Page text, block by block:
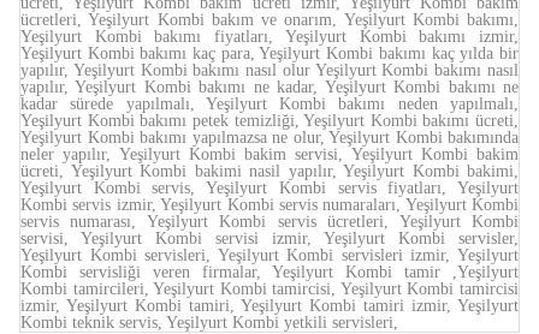
ücretleri, Yeşilyurt Kombi bakım ve onarım, Yeşilyurt Kombi bakımı,
Yeşilyurt Kombi bakımı fiyatları, Yeşilyurt Kombi bakımı izmir,
Yeşilyurt Kombi bakımı kaç para, Yeşilyurt Kombi bakımı kaç yılda bir
yapılır, Yeşilyurt Kombi bakımı nasıl olur Yeşilyurt Kombi bakımı nasıl
yapılır, Yeşilyurt Kombi bakımı ne kadar, Yeşilyurt Kombi bakımı ne
kadar sürede yapılmalı, Yeşilyurt Kombi bakımı neden yapılmalı,
Yeşilyurt Kombi bakımı petek temizliği, Yeşilyurt Kombi bakımı ücreti,
Yeşilyurt Kombi bakımı yapılmazsa ne olur, Yeşilyurt Kombi bakımında
neler yapılır, Yeşilyurt Kombi bakim servisi, Yeşilyurt Kombi bakim
ücreti, Yeşilyurt Kombi bakimi nasil yapılır, Yeşilyurt Kombi bakimi,
Yeşilyurt Kombi servis, Yeşilyurt Kombi servis fiyatları, Yeşilyurt
Kombi servis izmir, Yeşilyurt Kombi servis numaraları, Yeşilyurt Kombi
servis numarası, Yeşilyurt Kombi servis ücretleri, Yeşilyurt Kombi
servisi, Yeşilyurt Kombi servisi izmir, Yeşilyurt Kombi servisler,
Yeşilyurt Kombi servisleri, Yeşilyurt Kombi servisleri izmir, Yeşilyurt
Kombi servisliği veren firmalar, Yeşilyurt Kombi tamir ,Yeşilyurt
Kombi tamircileri, Yeşilyurt Kombi tamircisi, Yeşilyurt Kombi tamircisi
izmir, Yeşilyurt Kombi tamiri, Yeşilyurt Kombi tamiri izmir, Yeşilyurt
Kombi teknik servis, Yeşilyurt Kombi yetkili servisleri,